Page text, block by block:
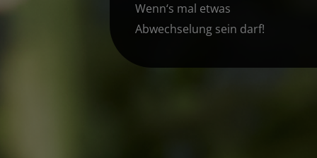
Wenn‘s mal etwas
Abwechselung sein darf!